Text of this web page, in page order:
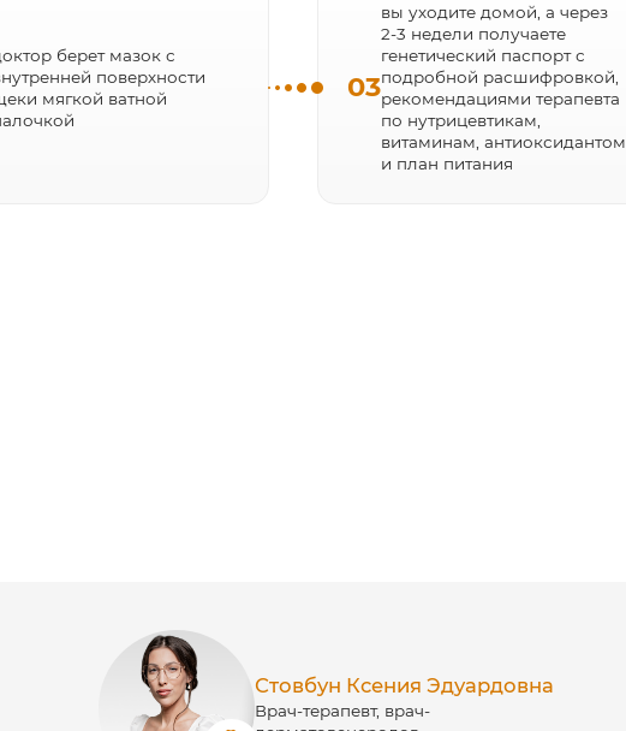
берет мазок с
поверхности
мягкой ватной
03
вы уходите домой, а через
2-3 недели получаете
генетический паспорт с
подробной расшифровкой,
рекомендациями терапевта
по нутрицевтикам,
витаминам, антиоксидантом
и план питания
Стовбун Ксения Эдуардовна
Врач-терапевт, врач-